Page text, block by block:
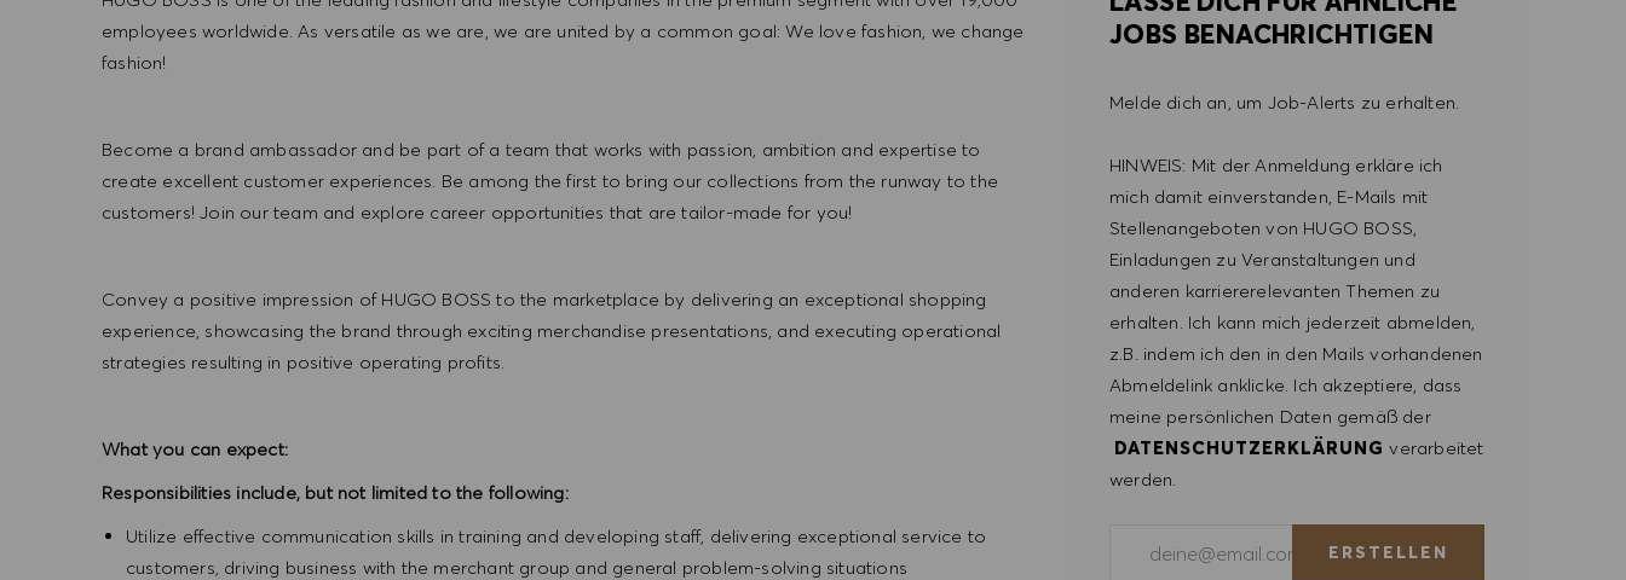
employees worldwide. As versatile as we are, we are united by a common goal: We love fashion, we change
fashion!
Become a brand ambassador and be part of a team that works with passion, ambition and expertise to
create excellent customer experiences. Be among the first to bring our collections from the runway to the
customers! Join our team and explore career opportunities that are tailor-made for you!
Convey a positive impression of HUGO BOSS to the marketplace by delivering an exceptional shopping
experience, showcasing the brand through exciting merchandise presentations, and executing operational
strategies resulting in positive operating profits.
What you can expect:
Responsibilities include, but not limited to the following:
Utilize effective communication skills in training and developing staff, delivering exceptional service to
customers, driving business with the merchant group and general problem-solving situations
JOBS BENACHRICHTIGEN
Melde dich an, um Job-Alerts zu erhalten.
HINWEIS: Mit der Anmeldung erkläre ich
mich damit einverstanden, E-Mails mit
Stellenangeboten von HUGO BOSS,
Einladungen zu Veranstaltungen und
anderen karriererelevanten Themen zu
erhalten. Ich kann mich jederzeit abmelden,
z.B. indem ich den in den Mails vorhandenen
Abmeldelink anklicke. Ich akzeptiere, dass
meine persönlichen Daten gemäß der
DATENSCHUTZERKLÄRUNG verarbeitet
werden.
ERSTELLEN